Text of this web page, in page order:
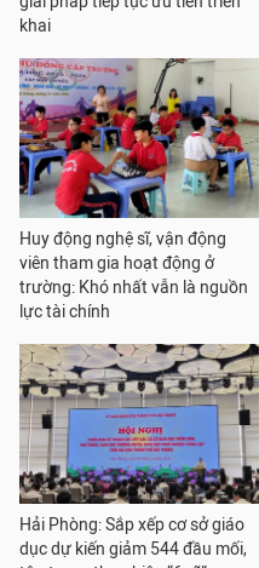
khai
Huy động nghệ sĩ, vận động
viên tham gia hoạt động ở
trường: Khó nhất vẫn là nguồn
lực tài chính
Hải Phòng: Sắp xếp cơ sở giáo
dục dự kiến giảm 544 đầu mối,